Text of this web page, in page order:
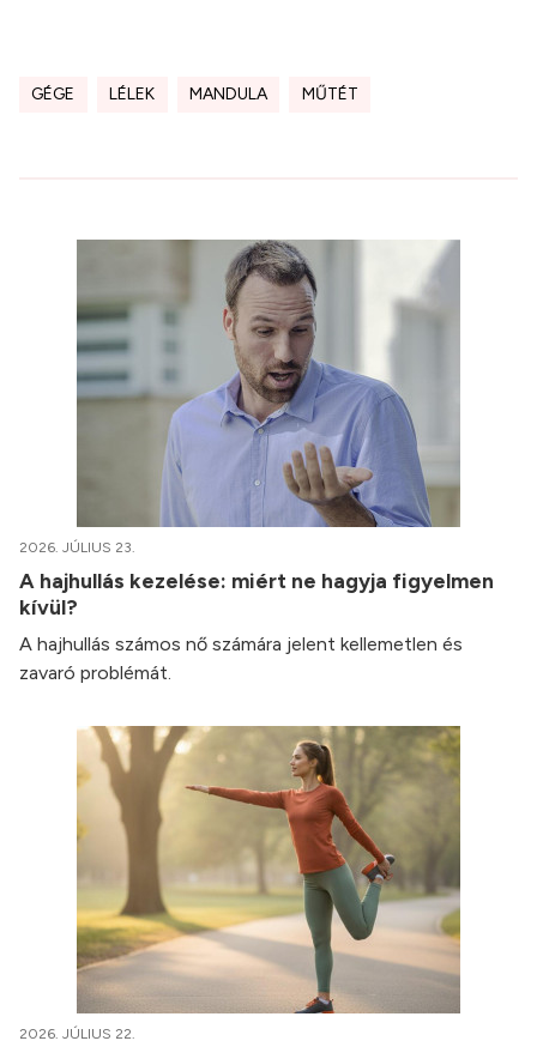
GÉGE LÉLEK MANDULA MŰTÉT
2026. JÚLIUS 23.
A hajhullás kezelése: miért ne hagyja figyelmen
kívül?
A hajhullás számos nő számára jelent kellemetlen és
zavaró problémát.
2026. JÚLIUS 22.